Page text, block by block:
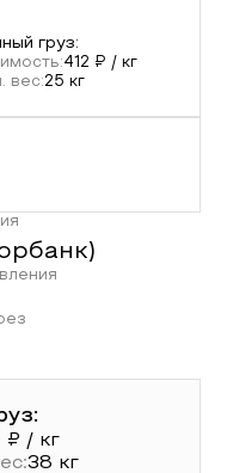
груз:
412 ₽ / кг
вес:25 кг
₽ / кг
38 кг